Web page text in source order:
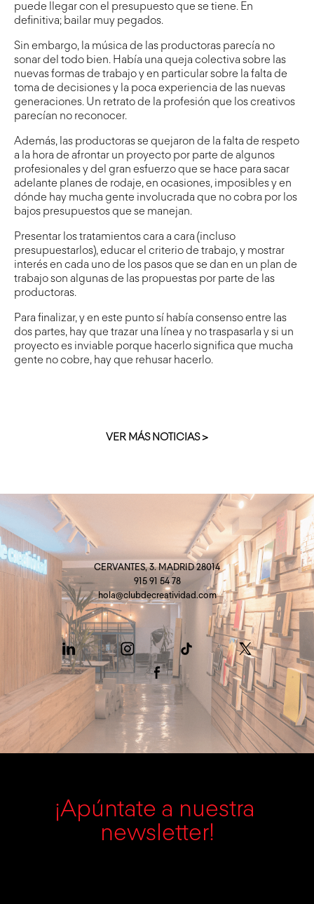
puede llegar con el presupuesto que se tiene. En
definitiva; bailar muy pegados.
Sin embargo, la música de las productoras parecía no
sonar del todo bien. Había una queja colectiva sobre las
nuevas formas de trabajo y en particular sobre la falta de
toma de decisiones y la poca experiencia de las nuevas
generaciones. Un retrato de la profesión que los creativos
parecían no reconocer.
Además, las productoras se quejaron de la falta de respeto
a la hora de afrontar un proyecto por parte de algunos
profesionales y del gran esfuerzo que se hace para sacar
adelante planes de rodaje, en ocasiones, imposibles y en
dónde hay mucha gente involucrada que no cobra por los
bajos presupuestos que se manejan.
Presentar los tratamientos cara a cara (incluso
presupuestarlos), educar el criterio de trabajo, y mostrar
interés en cada uno de los pasos que se dan en un plan de
trabajo son algunas de las propuestas por parte de las
productoras.
Para finalizar, y en este punto sí había consenso entre las
dos partes, hay que trazar una línea y no traspasarla y si un
proyecto es inviable porque hacerlo significa que mucha
gente no cobre, hay que rehusar hacerlo.
VER MÁS NOTICIAS >
CERVANTES, 3. MADRID 28014
915 91 54 78
hola@clubdecreatividad.com
¡Apúntate a nuestra
newsletter!